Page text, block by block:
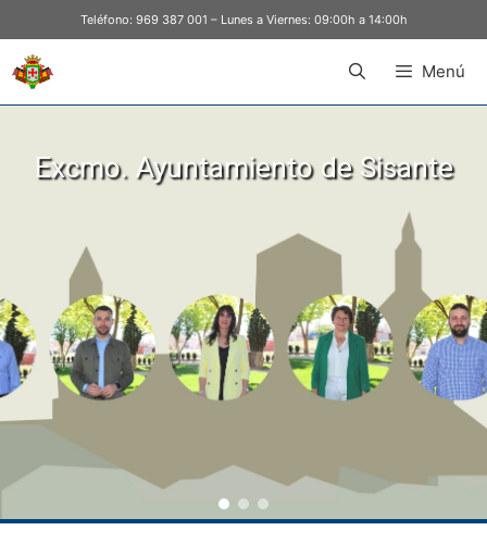
Teléfono: 969 387 001 – Lunes a Viernes: 09:00h a 14:00h
Menú
Excmo. Ayuntamiento de Sisante